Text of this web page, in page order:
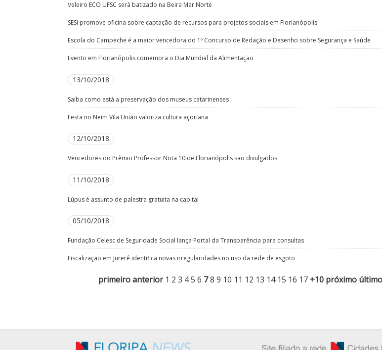
Veleiro ECO UFSC será batizado na Beira Mar Norte
SESI promove oficina sobre captação de recursos para projetos sociais em Florianópolis
Escola do Campeche é a maior vencedora do 1º Concurso de Redação e Desenho sobre Segurança e Saúde
Evento em Florianópolis comemora o Dia Mundial da Alimentação
13/10/2018
Saiba como está a preservação dos museus catarinenses
Festa no Neim Vila União valoriza cultura açoriana
12/10/2018
Vencedores do Prêmio Professor Nota 10 de Florianópolis são divulgados
11/10/2018
Lúpus é assunto de palestra gratuita na capital
05/10/2018
Fundação Celesc de Seguridade Social lança Portal da Transparência para consultas
Fiscalização em Jurerê identifica novas irregularidades no uso da rede de esgoto
primeiroanterior 1 2 3 45 6 78 9 10 11 12 13 14 15 16 17 +10 próximo último